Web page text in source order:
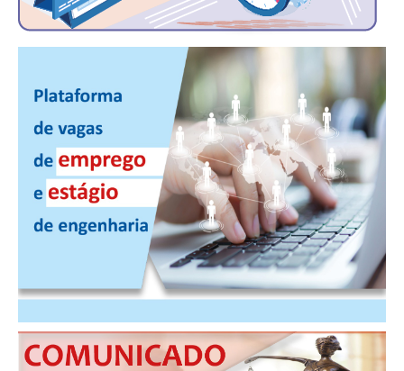
CAMPANHAS SALARIAIS
PALAVRA DO MURILO
NOTÍCIAS
CONTEÚDO ESPECIAL
JORNAL DO ENGENHEIRO
FOTOS